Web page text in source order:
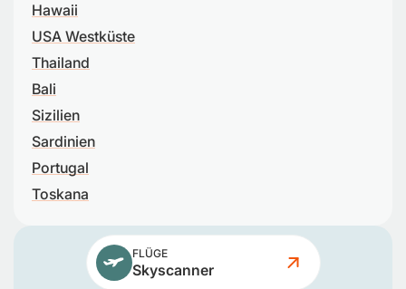
Hawaii
USA Westküste
Thailand
Bali
Sizilien
Sardinien
Portugal
Toskana
FLÜGE
Skyscanner